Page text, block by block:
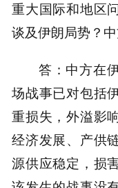
重大国际和地区
谈及伊朗局势？
答：中方在
场战事已对包括
重损失，外溢影
经济发展、产供
源供应稳定，损